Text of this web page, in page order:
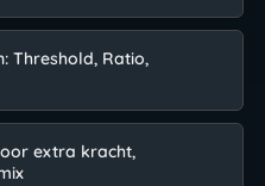
Threshold, Ratio,
extra kracht,